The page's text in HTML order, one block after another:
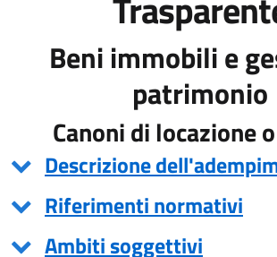
Beni immobili e
patrimonio
Canoni di locazione
Descrizione
Riferimenti normativi
Ambiti soggettivi